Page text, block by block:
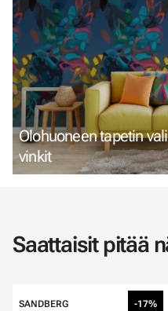
Olohuoneen tapetin
vinkit
Saattaisit pitää
SANDBERG -17%